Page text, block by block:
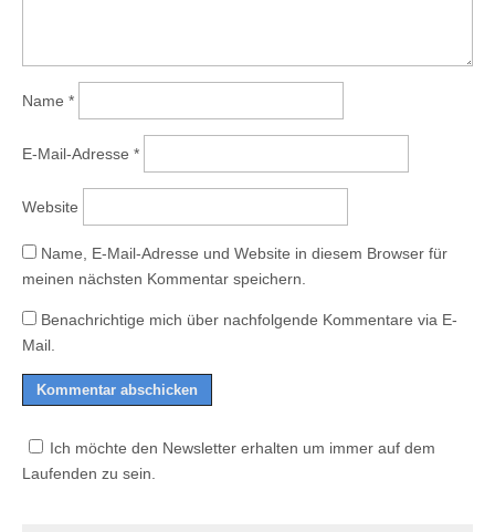
Name *
E-Mail-Adresse *
Website
Name, E-Mail-Adresse und Website in diesem Browser für
meinen nächsten Kommentar speichern.
Benachrichtige mich über nachfolgende Kommentare via E-
Mail.
Ich möchte den Newsletter erhalten um immer auf dem
Laufenden zu sein.